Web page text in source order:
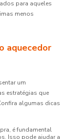
para aqueles
menos
aquecedor
um
estratégias que
algumas dicas
é fundamental
Isso pode ajudar a